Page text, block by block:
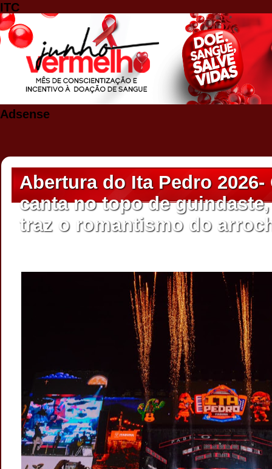
ITC
Adsense
Abertura do Ita Pedro
canta no topo de
traz o romantismo do